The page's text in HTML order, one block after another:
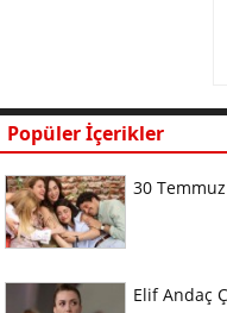
Popüler İçerikler
30
Elif Andaç